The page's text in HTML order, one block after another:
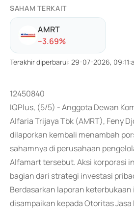
SAHAM TERKAIT
AMRT
--3.69%
Terakhir diperbarui: 29-07-2026,
12450840
IQPlus, (5/5) - Anggota Dewan
Alfaria Trijaya Tbk (AMRT), Feny
dilaporkan kembali menambah
sahamnya di perusahaan
Alfamart tersebut. Aksi korporasi
bagian dari strategi investasi
Berdasarkan laporan
disampaikan kepada Otoritas Jasa